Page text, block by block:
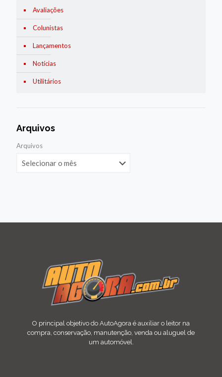
Avaliações
Colunistas
Lançamentos
Notícias
Utilitários
Arquivos
Arquivos
O principal objetivo do AutoAgora é auxiliar o leitor na
compra, conservação, manutenção, venda ou aluguel de
um automóvel.